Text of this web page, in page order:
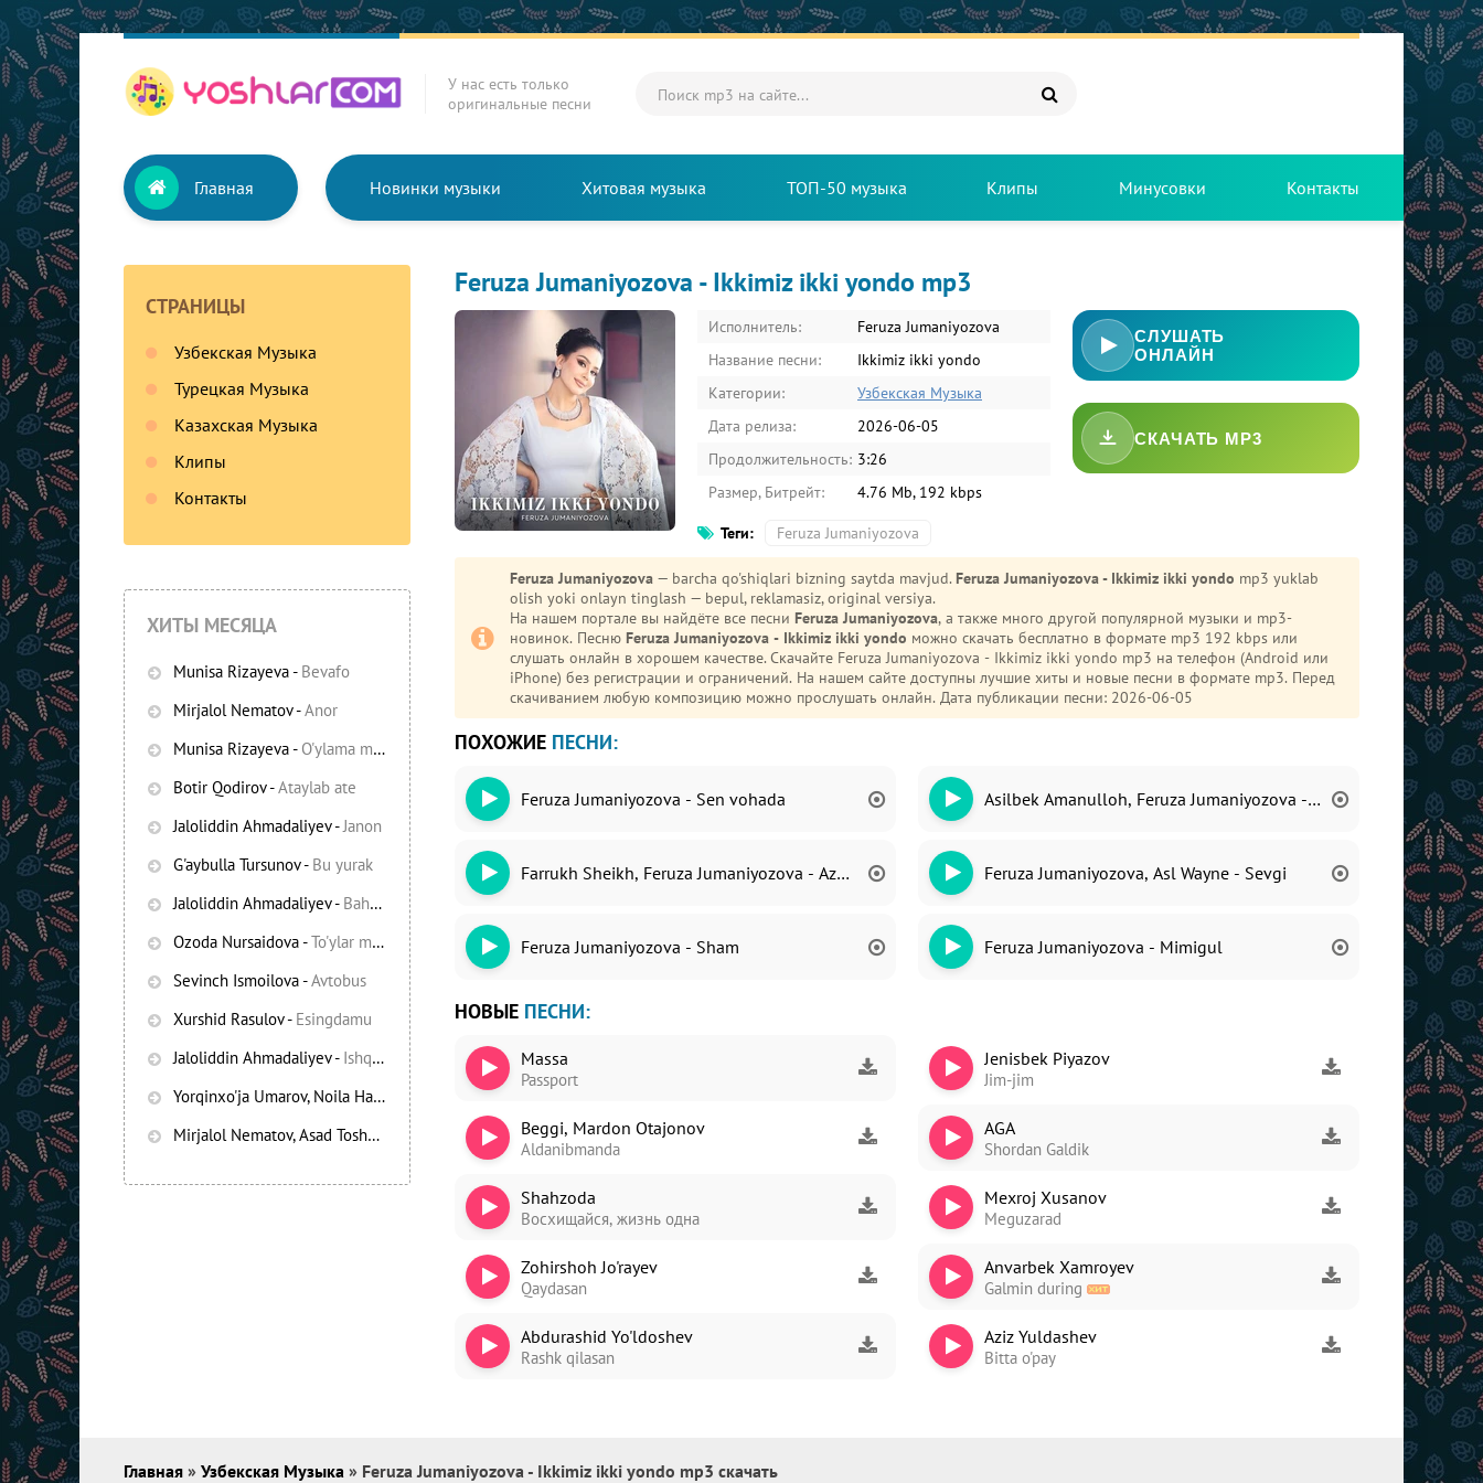
У нас есть только
оригинальные песни
Главная Новинки музыки Хитовая музыка ТОП-50 музыка Клипы Минусовки Контакты
СТРАНИЦЫ
Узбекская Музыка
Турецкая Музыка
Казахская Музыка
Клипы
Контакты
ХИТЫ МЕСЯЦА
Munisa Rizayeva- Bevafo
Mirjalol Nematov-Anor
Munisa Rizayeva- O'ylama mani
Botir Qodirov-Ataylab ate
Jaloliddin Ahmadaliyev-Janon
G'aybulla Tursunov- Bu yurak
Jaloliddin Ahmadaliyev- Bahor yomg'irlari
Ozoda Nursaidova-To'ylar muborak
Sevinch Ismoilova-Avtobus
Xurshid Rasulov- Esingdamu
Jaloliddin Ahmadaliyev- Ishqning chayqov bozorida
Yorqinxo'ja Umarov, Noila Habibullayeva
Bezori
Mirjalol Nematov, Asad Toshpo’latov
Oshiq edim
Feruza Jumaniyozova - Ikkimiz ikki yondo mp3
Исполнитель:
Feruza Jumaniyozova
Название песни:
Ikkimiz ikki yondo
Категории:
Узбекская Музыка
Дата релиза:
2026-06-05
Продолжительность: 3:26
Размер, Битрейт:
4.76 Mb, 192 kbps
Теги: Feruza Jumaniyozova
СЛУШАТЬ
ОНЛАЙН
СКАЧАТЬ MP3
Feruza Jumaniyozova — barcha qo'shiqlari bizning saytda mavjud. Feruza Jumaniyozova - Ikkimiz ikki yondo mp3 yuklab
olish yoki onlayn tinglash — bepul, reklamasiz, original versiya.
На нашем портале вы найдёте все песни Feruza Jumaniyozova, а также много другой популярной музыки и mp3-
новинок. Песню Feruza Jumaniyozova - Ikkimiz ikki yondo можно скачать бесплатно в формате mp3 192 kbps или
слушать онлайн в хорошем качестве. Скачайте Feruza Jumaniyozova - Ikkimiz ikki yondo mp3 на телефон (Android или
iPhone) без регистрации и ограничений. На нашем сайте доступны лучшие хиты и новые песни в формате mp3. Перед
скачиванием любую композицию можно прослушать онлайн. Дата публикации песни: 2026-06-05
ПОХОЖИЕ ПЕСНИ:
Feruza Jumaniyozova - Sen vohada
Farrukh Sheikh, Feruza Jumaniyozova - Azeri popuri
Feruza Jumaniyozova - Sham
Asilbek Amanulloh, Feruza Jumaniyozova - Yondir
Feruza Jumaniyozova, Asl Wayne - Sevgi
Feruza Jumaniyozova - Mimigul
НОВЫЕ ПЕСНИ:
Massa
Passport
Beggi, Mardon Otajonov
Aldanibmanda
Shahzoda
Восхищайся, жизнь одна
Zohirshoh Jo'rayev
Qaydasan
Abdurashid Yo'ldoshev
Rashk qilasan
Jenisbek Piyazov
Jim-jim
AGA
Shordan Galdik
Mexroj Xusanov
Meguzarad
Anvarbek Xamroyev
Galmin during
Aziz Yuldashev
Bitta o'pay
Главная » Узбекская Музыка » Feruza Jumaniyozova - Ikkimiz ikki yondo mp3 скачать
-Bezori
Oshiq edim